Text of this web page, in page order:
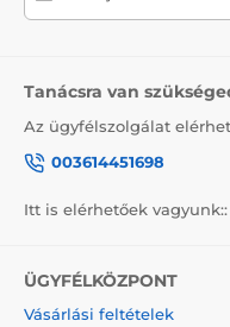
A felhelyezés előtt
felülete sima, tiszta,
eredmény
tapadóerejű és
egyszerű. Ha
Útmutató letöltése
Biztonságos
Tanácsra van
Az ügyfélszolgálat
003614451698
Itt is elérhetőek vagyunk::
ÜGYFÉLKÖZPONT
Vásárlási feltételek